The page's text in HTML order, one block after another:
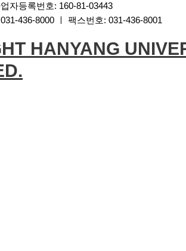
자등록번호: 160-81-03443
436-8000 ㅣ 팩스번호: 031-436-8001
HANYANG